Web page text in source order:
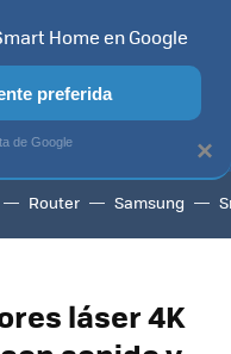
TV SELECCIÓN
Router Samsung
láser 4K
×
Home en Google
preferida
de Google